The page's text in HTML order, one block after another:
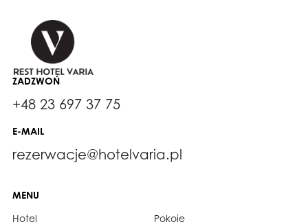
ZADZWOŃ
+48 23 697 37 75
E-MAIL
rezerwacje@hotelvaria.pl
MENU
Hotel
Pokoje